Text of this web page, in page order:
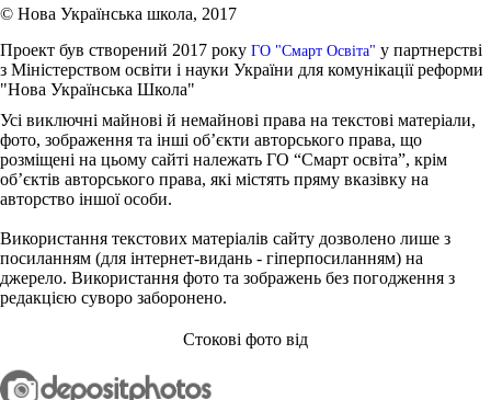
© Нова Українська школа, 2017
Проект був створений 2017 року ГО "Смарт Освіта" у партнерстві
з Міністерством освіти і науки України для комунікації реформи
"Нова Українська Школа"
Усі виключні майнові й немайнові права на текстові матеріали,
фото, зображення та інші об’єкти авторського права, що
розміщені на цьому сайті належать ГО “Смарт освіта”, крім
об’єктів авторського права, які містять пряму вказівку на
авторство іншої особи.
Використання текстових матеріалів сайту дозволено лише з
посиланням (для інтернет-видань - гіперпосиланням) на
джерело. Використання фото та зображень без погодження з
редакцією суворо заборонено.
Стокові фото від